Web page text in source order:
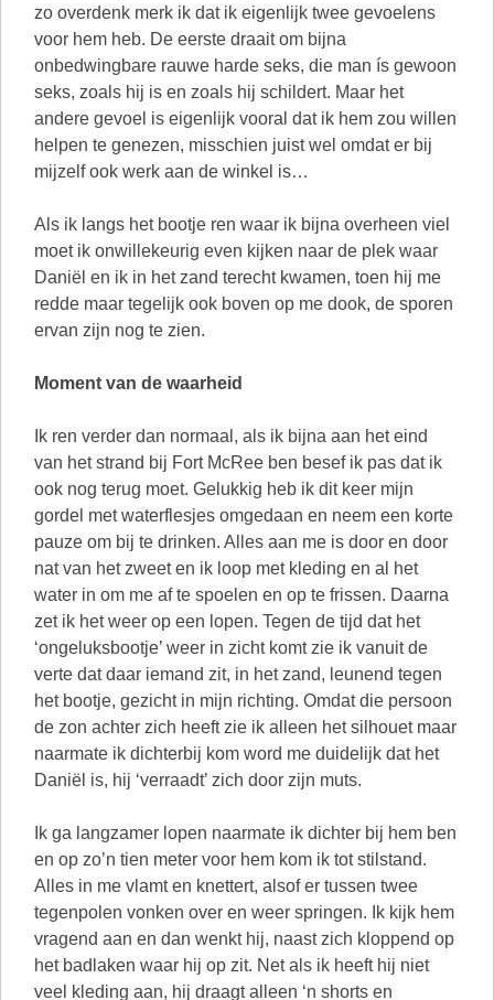
zo overdenk merk ik dat ik eigenlijk twee gevoelens
voor hem heb. De eerste draait om bijna
onbedwingbare rauwe harde seks, die man ís gewoon
seks, zoals hij is en zoals hij schildert. Maar het
andere gevoel is eigenlijk vooral dat ik hem zou willen
helpen te genezen, misschien juist wel omdat er bij
mijzelf ook werk aan de winkel is…
Als ik langs het bootje ren waar ik bijna overheen viel
moet ik onwillekeurig even kijken naar de plek waar
Daniël en ik in het zand terecht kwamen, toen hij me
redde maar tegelijk ook boven op me dook, de sporen
ervan zijn nog te zien.
Moment van de waarheid
Ik ren verder dan normaal, als ik bijna aan het eind
van het strand bij Fort McRee ben besef ik pas dat ik
ook nog terug moet. Gelukkig heb ik dit keer mijn
gordel met waterflesjes omgedaan en neem een korte
pauze om bij te drinken. Alles aan me is door en door
nat van het zweet en ik loop met kleding en al het
water in om me af te spoelen en op te frissen. Daarna
zet ik het weer op een lopen. Tegen de tijd dat het
‘ongeluksbootje’ weer in zicht komt zie ik vanuit de
verte dat daar iemand zit, in het zand, leunend tegen
het bootje, gezicht in mijn richting. Omdat die persoon
de zon achter zich heeft zie ik alleen het silhouet maar
naarmate ik dichterbij kom word me duidelijk dat het
Daniël is, hij ‘verraadt’ zich door zijn muts.
Ik ga langzamer lopen naarmate ik dichter bij hem ben
en op zo’n tien meter voor hem kom ik tot stilstand.
Alles in me vlamt en knettert, alsof er tussen twee
tegenpolen vonken over en weer springen. Ik kijk hem
vragend aan en dan wenkt hij, naast zich kloppend op
het badlaken waar hij op zit. Net als ik heeft hij niet
veel kleding aan, hij draagt alleen ‘n shorts en